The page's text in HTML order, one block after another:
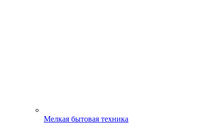
Мелкая бытовая техника